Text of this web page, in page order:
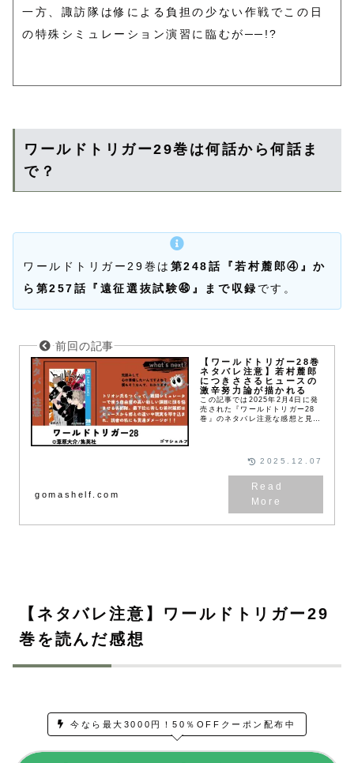
一方、諏訪隊は修による負担の少ない作戦でこの日
の特殊シミュレーション演習に臨むが──!?
ワールドトリガー29巻は何話から何話ま
で？
ワールドトリガー29巻は 第248話『若村麓郎④』か
ら第257話『遠征選抜試験㊽』まで収録 です。
【ワールドトリガー28巻
ネタバレ注意】若村麓郎
につきささるヒュースの
激辛努力論が描かれる
この記事では2025年2月4日に発
売された『ワールドトリガー28
巻』のネタバレ注意な感想と見ど
gomashelf.com
2025.12.07
【ネタバレ注意】ワールドトリガー29
巻を読んだ感想
今なら最大3000円！50％OFFクーポン配布中